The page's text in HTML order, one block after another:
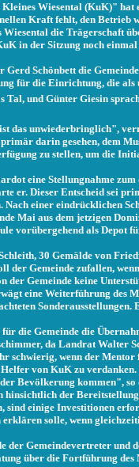
Wiesental (KuK)" hat
Kraft fehlt, den
Wiesental die Trägerschaft
in der Sitzung noch einmal
Schönbett die
für die Einrichtung, die
und Günter Giesin
das unwiederbringlich",
darin gesehen, dem
zu stellen, um die
eine Stellungnahme
er. Dieser Entscheid sei
einer eindrücklichen
Mai aus dem jetzigen
vorübergehend als Depot
30 Gemälde von
der Gemeinde zufallen,
der Gemeinde keine
eine Weiterführung des
Sonderausstellungen.
die Gemeinde die
da Landrat Walter
schwierig, wenn der Mentor
von KuK zu
Bevölkerung kommen",
hinsichtlich der
sind einige Investitionen
solle, wenn
der Gemeindevertreter
über die Fortführung des